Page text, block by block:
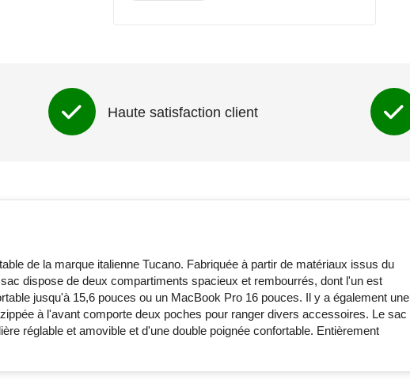
Haute satisfaction client
de la marque italienne Tucano. Fabriquée à partir de matériaux issus du
dispose de deux compartiments spacieux et rembourrés, dont l'un est
jusqu'à 15,6 pouces ou un MacBook Pro 16 pouces. Il y a également une
à l'avant comporte deux poches pour ranger divers accessoires. Le sac
réglable et amovible et d'une double poignée confortable. Entièrement